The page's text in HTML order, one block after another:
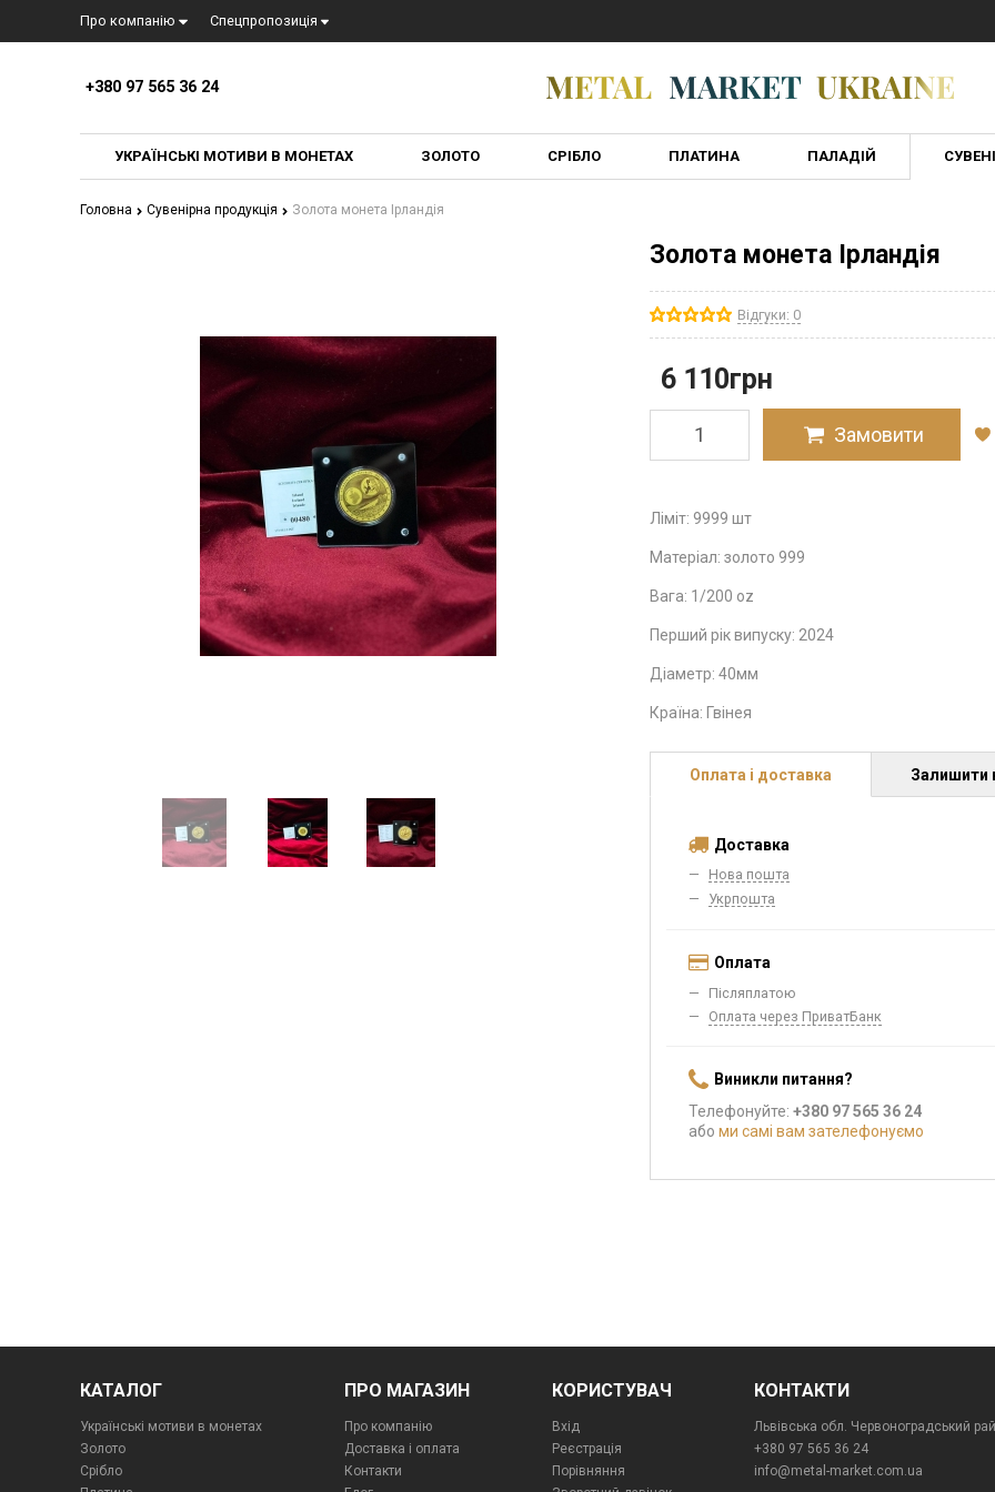
Про компанiю Спецпропозиція
+380 97 565 36 24
УКРАЇНСЬКІ МОТИВИ В МОНЕТАХ ЗОЛОТО СРІБЛО ПЛАТИНА ПАЛАДІЙ
Головна Сувенірна продукція Золота монета Ірландія
Золота монета Ірландія
Відгуки: 0
6 110грн
Замовити
Ліміт: 9999 шт
Матеріал: золото 999
Вага: 1/200 oz
Перший рік випуску: 2024
Діаметр: 40мм
Країна: Гвінея
Оплата і доставка Залишити
Доставка
Нова пошта
Укрпошта
Оплата
Післяплатою
Оплата через ПриватБанк
Виникли питання?
Телефонуйте: +380 97 565 36 24
або ми самі вам зателефонуємо
КАТАЛОГ
Українські мотиви в монетах
Золото
Срібло
ПРО МАГАЗИН
Про компанiю
Доставка і оплата
Контакти
КОРИСТУВАЧ
Вхід
Реєстрація
Порівняння
КОНТАКТИ
Львівська обл. Червоноградський
+380 97 565 36 24
info@metal-market.com.ua